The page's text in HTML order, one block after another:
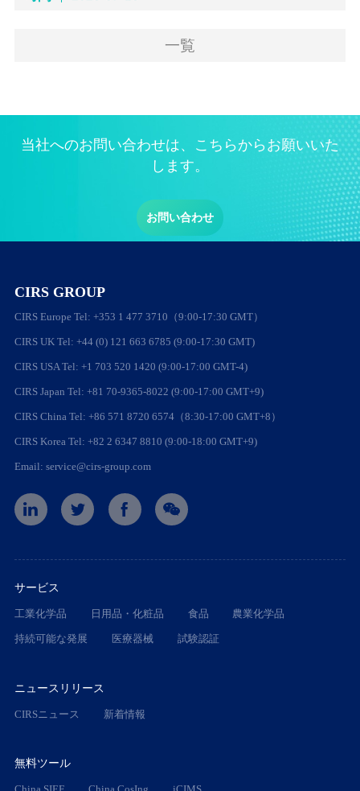
一覧
当社へのお問い合わせは、こちらからお願いいた
します。
お問い合わせ
CIRS GROUP
CIRS Europe Tel: +353 1 477 3710（9:00-17:30 GMT）
CIRS UK Tel: +44 (0) 121 663 6785 (9:00-17:30 GMT)
CIRS USA Tel: +1 703 520 1420 (9:00-17:00 GMT-4)
CIRS Japan Tel: +81 70-9365-8022 (9:00-17:00 GMT+9)
CIRS China Tel: +86 571 8720 6574（8:30-17:00 GMT+8）
CIRS Korea Tel: +82 2 6347 8810 (9:00-18:00 GMT+9)
Email: service@cirs-group.com
サービス
工業化学品 日用品・化粧品 食品 農業化学品
持続可能な発展 医療器械 試験認証
ニュースリリース
CIRSニュース 新着情報
無料ツール